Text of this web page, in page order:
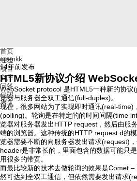
首页
经验
项目
文库
问答
代码
资讯
openkk
14年前发布
HTML5新协议介绍
WebSocket protocol 是HTML5一种新的协议
览器与服务器全双工通信(full-duplex)。
现在，很多网站为了实现即时通讯(real-time)
(polling)。轮询是在特定的的时间间隔(time
览器对服务器发出HTTP request，然后由服
端的浏览器。这种传统的HTTP request d的
览器需要不断的向服务器发出请求(request)
header是非常长的，里面包含的数据可能只
用很多的带宽。
而最比较新的技术去做轮询的效果是Comet –
然可达到全双工通信，但依然需要发出请求